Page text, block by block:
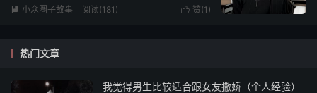
 赞(1 )
 小众圈子故事 阅读(181)
热门文章
我觉得男生比较适合跟女友撒娇（个人经验）